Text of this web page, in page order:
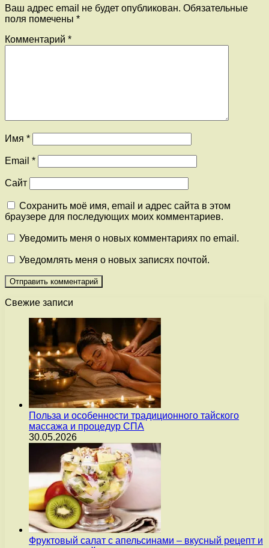
Ваш адрес email не будет опубликован. Обязательные
поля помечены *
Комментарий *
Имя *
Email *
Сайт
Сохранить моё имя, email и адрес сайта в этом
браузере для последующих моих комментариев.
Уведомить меня о новых комментариях по email.
Уведомлять меня о новых записях почтой.
Свежие записи
Польза и особенности традиционного тайского
массажа и процедур СПА
30.05.2026
Фруктовый салат с апельсинами – вкусный рецепт и